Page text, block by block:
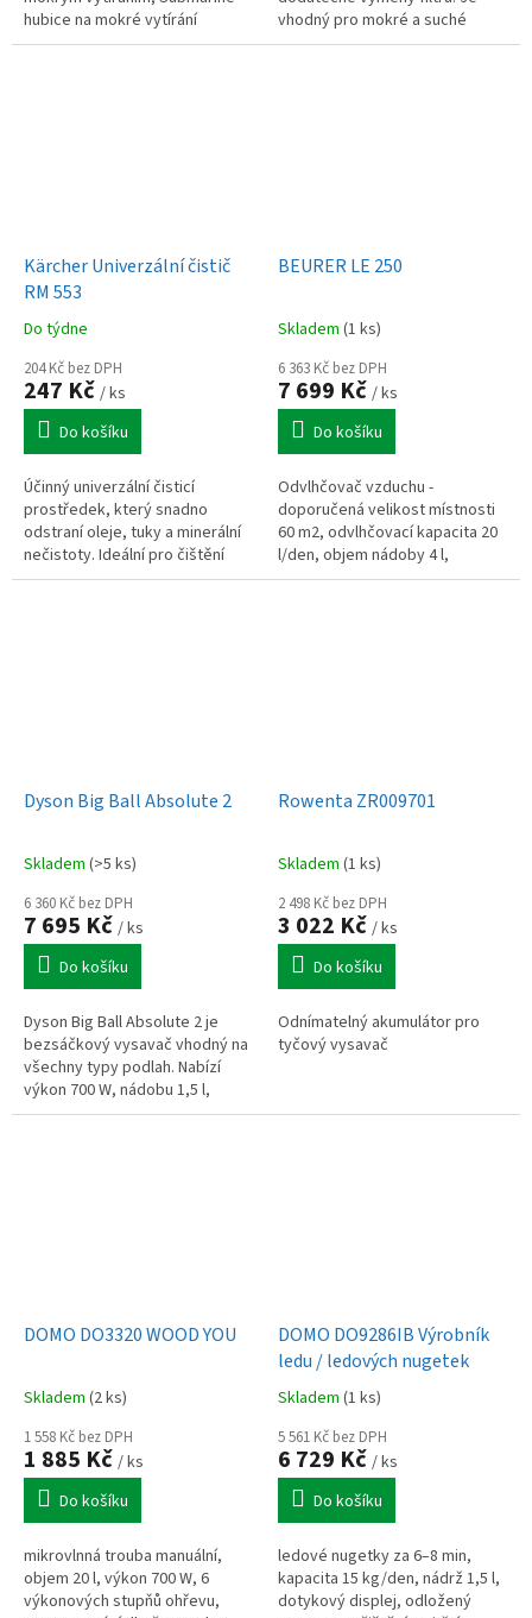
hubice na mokré vytírání
tvrdých podlah, Iluminační Fluffy
vhodný pro mokré a suché
vysavače Kärcher WD 2 Plus, WD
Kärcher Univerzální čistič
RM 553
Do týdne
204 Kč bez DPH
247 Kč / ks
Do košíku
Účinný univerzální čisticí
prostředek, který snadno
odstraní oleje, tuky a minerální
nečistoty. Ideální pro čištění
zahradního nábytku, vozidel,
BEURER LE 250
Skladem (1 ks)
6 363 Kč bez DPH
7 699 Kč / ks
Do košíku
Odvlhčovač vzduchu -
doporučená velikost místnosti
60 m2, odvlhčovací kapacita 20
l/den, objem nádoby 4 l,
regulace výkonu, časovač, anti-
Dyson Big Ball Absolute 2
Skladem (>5 ks)
6 360 Kč bez DPH
7 695 Kč / ks
Do košíku
Dyson Big Ball Absolute 2 je
bezsáčkový vysavač vhodný na
všechny typy podlah. Nabízí
výkon 700 W, nádobu 1,5 l,
hlučnost 78 dB a kabel 6,6 m.
Rowenta ZR009701
Skladem (1 ks)
2 498 Kč bez DPH
3 022 Kč / ks
Do košíku
Odnímatelný akumulátor pro
tyčový vysavač
DOMO DO3320 WOOD YOU
Skladem (2 ks)
1 558 Kč bez DPH
1 885 Kč / ks
Do košíku
mikrovlnná trouba manuální,
objem 20 l, výkon 700 W, 6
výkonových stupňů ohřevu,
DOMO DO9286IB Výrobník
ledu / ledových nugetek
Skladem (1 ks)
5 561 Kč bez DPH
6 729 Kč / ks
Do košíku
ledové nugetky za 6–8 min,
kapacita 15 kg/den, nádrž 1,5 l,
dotykový displej, odložený